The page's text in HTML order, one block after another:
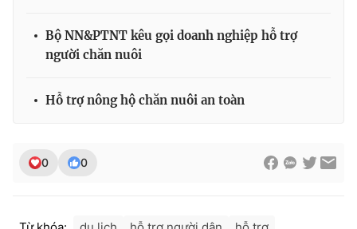
VTV Sức khoẻ Bất động sản
Liên hệ tòa soạn English
Bộ NN&PTNT kêu gọi doanh nghiệp hỗ trợ
người chăn nuôi
Hỗ trợ nông hộ chăn nuôi an toàn
0 0